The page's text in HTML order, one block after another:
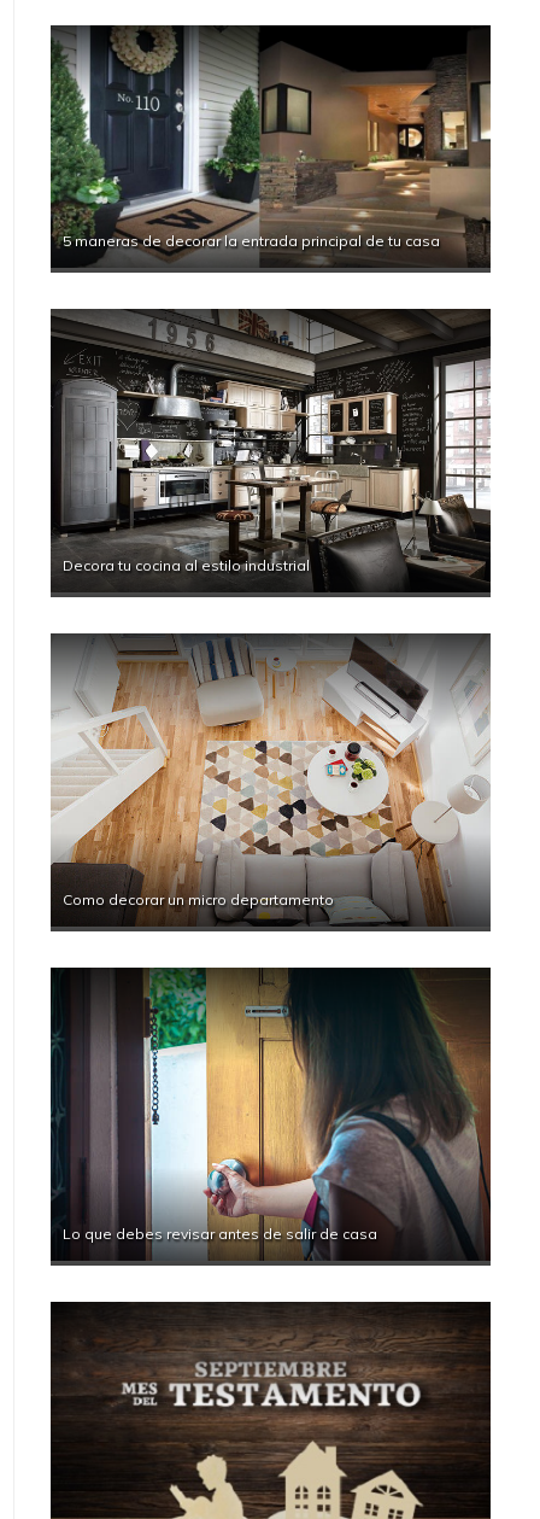
5 maneras de decorar la entrada principal de tu casa
Decora tu cocina al estilo industrial
Como decorar un micro departamento
Lo que debes revisar antes de salir de casa